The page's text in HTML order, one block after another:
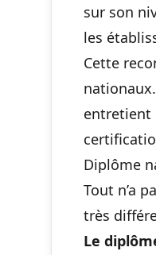
sur son
les
Cette
entretient
Diplôme
Tout n’a
très
Le